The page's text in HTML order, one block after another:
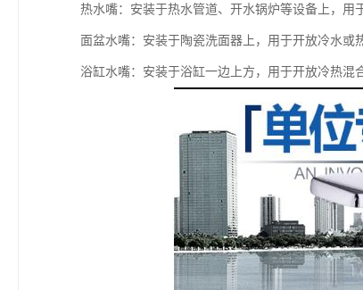
热水嘴：安装于热水管道、开水锅炉等设备上，用
面盆水嘴：安装于陶瓷洗面器上，用于开放冷水或
浴缸水嘴：安装于浴缸一边上方，用于开放冷热混